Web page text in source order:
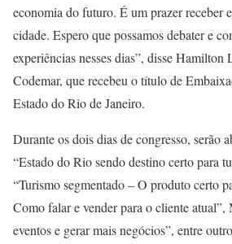
economia do futuro. É um prazer receber
cidade. Espero que possamos debater e
experiências nesses dias”, disse Hamilton
Codemar, que recebeu o título de
Estado do Rio de Janeiro.
Durante os dois dias de congresso, serão
“Estado do Rio sendo destino certo para
“Turismo segmentado – O produto certo
Como falar e vender para o cliente
eventos e gerar mais negócios”, entre